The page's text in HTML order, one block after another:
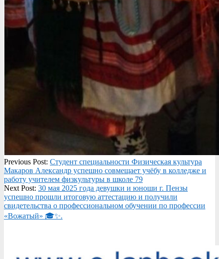
2025-
05-
29
Previous Post: Студент специальности Физическая культура
Макаров Александр успешно совмещает учёбу в колледже и
работу учителем физкультуры в школе 79
Next Post: 30 мая 2025 года девушки и юноши г. Пензы
успешно прошли итоговую аттестацию и получили
свидетельства о профессиональном обучении по профессии
«Вожатый» 🎓✨.